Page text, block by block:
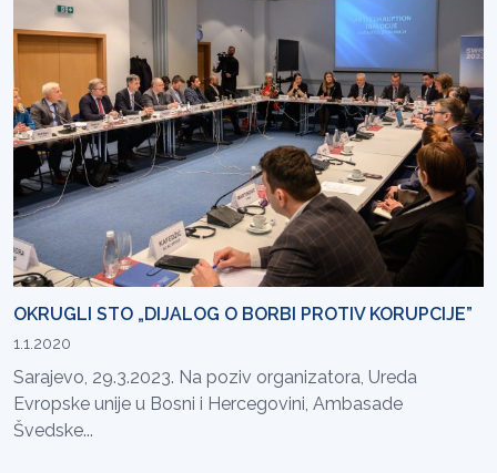
OKRUGLI STO „DIJALOG O BORBI PROTIV KORUPCIJE”
1.1.2020
Sarajevo, 29.3.2023. Na poziv organizatora, Ureda
Evropske unije u Bosni i Hercegovini, Ambasade
Švedske...